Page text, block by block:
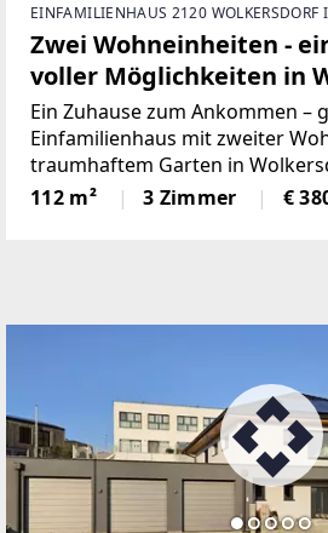
EINFAMILIENHAUS 2120 WOLKERSDORF
Zwei Wohneinheiten -
voller Möglichkeiten in
Ein Zuhause zum Ankommen –
Einfamilienhaus mit zweiter
traumhaftem Garten in
fühlen sich vom ersten Moment
Zuhause. Dieses liebevoll
112 m² 3 Zimmer €